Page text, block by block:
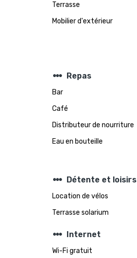
Terrasse
Mobilier d'extérieur
steppers Repas
Bar
Café
Distributeur de nourriture
Eau en bouteille
steppers Détente et loisirs
Location de vélos
Terrasse solarium
steppers Internet
Wi-Fi gratuit